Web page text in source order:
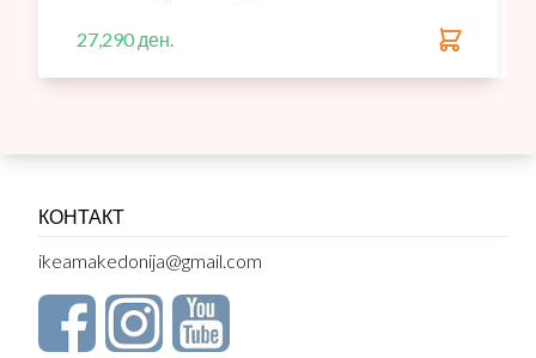
27,290 ден.
КОНТАКТ
ikeamakedonija@gmail.com